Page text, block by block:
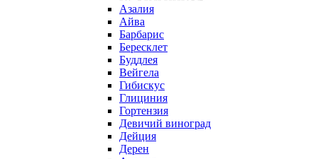
Азалия
Айва
Барбарис
Бересклет
Буддлея
Вейгела
Гибискус
Глициния
Гортензия
Девичий виноград
Дейция
Дерен